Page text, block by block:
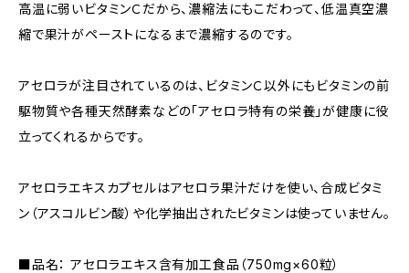
高温に弱いビタミンＣだから、濃縮法にもこだわって、低温真空濃
縮で果汁がペーストになるまで濃縮するのです。
アセロラが注目されているのは、ビタミンＣ以外にもビタミンの前
駆物質や各種天然酵素などの「アセロラ特有の栄養」が健康に役
立ってくれるからです。
アセロラエキスカプセルはアセロラ果汁だけを使い、合成ビタミ
ン（アスコルビン酸）や化学抽出されたビタミンは使っていません。
■品名： アセロラエキス含有加工食品（750mg×60粒）